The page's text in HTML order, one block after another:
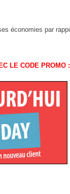
économies par
LE CODE PROMO